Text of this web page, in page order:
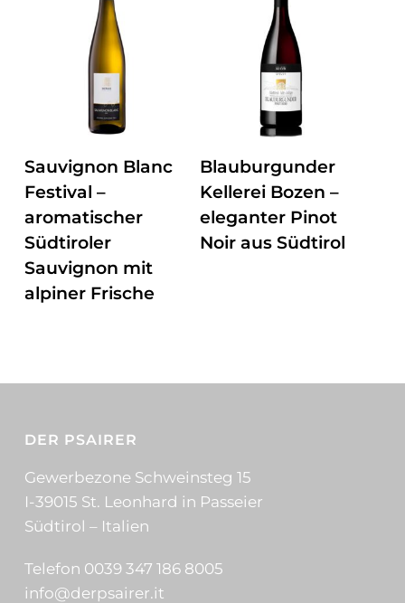
ZUM PRODUKT
Sauvignon Blanc
Festival –
aromatischer
Südtiroler
Sauvignon mit
alpiner Frische
ZUM PRODUKT
Blauburgunder
Kellerei Bozen –
eleganter Pinot
Noir aus Südtirol
DER PSAIRER
Gewerbezone Schweinsteg 15
I-39015 St. Leonhard in Passeier
Südtirol – Italien
Telefon 0039 347 186 8005
info@derpsairer.it